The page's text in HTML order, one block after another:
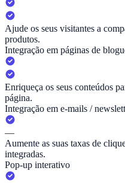
Ajude os seus visitantes a
produtos.
Integração em páginas de
Enriqueça os seus conteúdos
página.
Integração em e-mails /
—
Aumente as suas taxas de
integradas.
Pop-up interativo